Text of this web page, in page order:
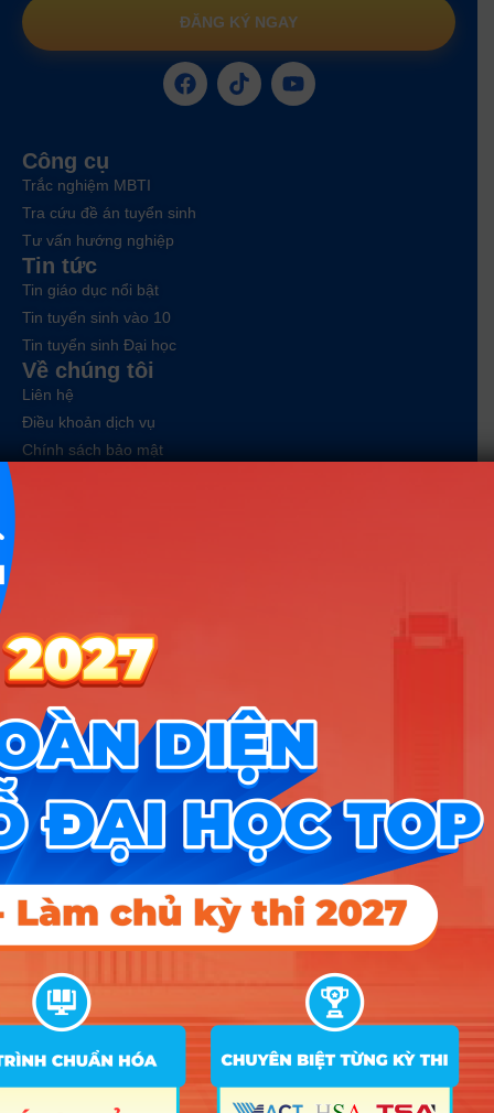
ĐĂNG KÝ NGAY
Công cụ
Trắc nghiệm MBTI
Tra cứu đề án tuyển sinh
Tư vấn hướng nghiệp
Tin tức
Tin giáo dục nổi bật
Tin tuyển sinh vào 10
Tin tuyển sinh Đại học
Về chúng tôi
Liên hệ
Điều khoản dịch vụ
Chính sách bảo mật